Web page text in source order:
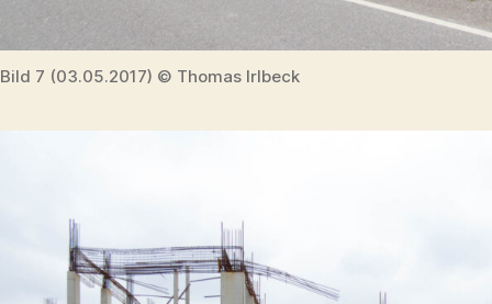
Bild 7 (03.05.2017) © Thomas Irlbeck